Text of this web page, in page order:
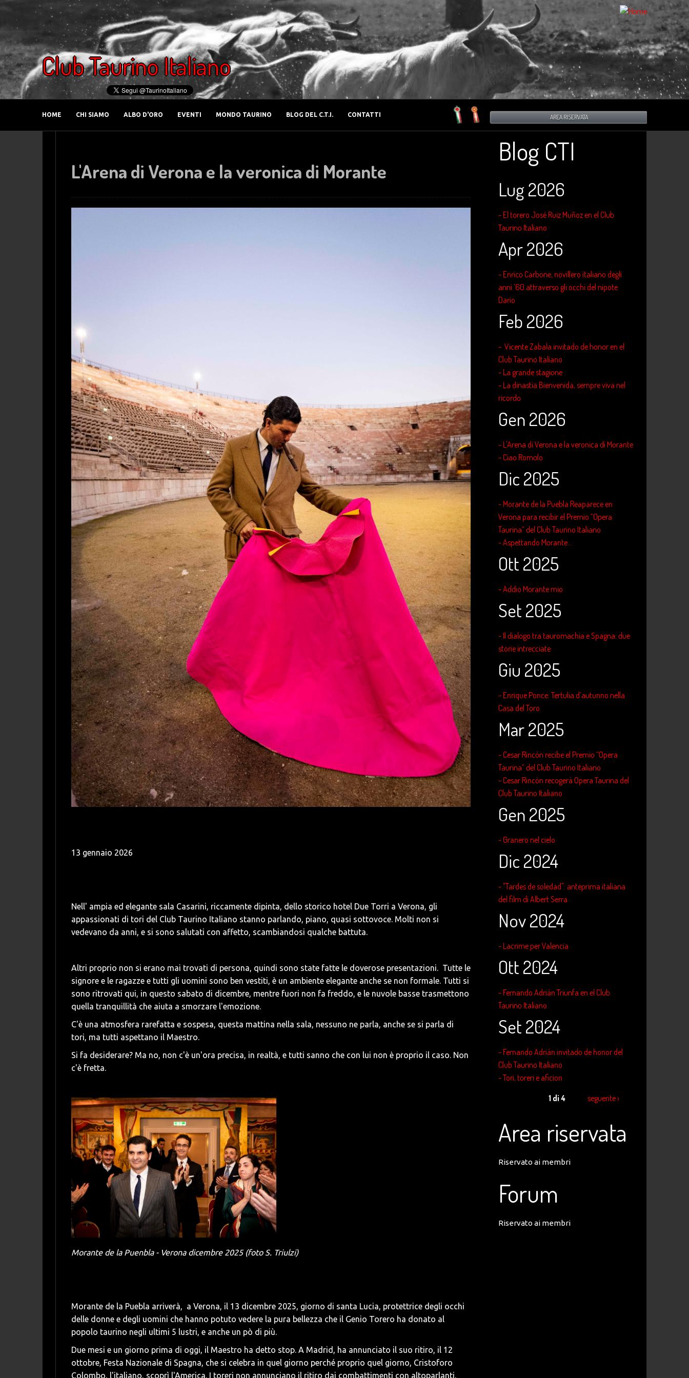
Club Taurino Italiano
HOME CHI SIAMO ALBO D'ORO EVENTI MONDO TAURINO BLOG DEL C.T.I. CONTATTI AREA RISERVATA
L'Arena di Verona e la veronica di Morante
13 gennaio 2026
Nell' ampia ed elegante sala Casarini, riccamente dipinta, dello storico hotel Due Torri a Verona, gli
appassionati di tori del Club Taurino Italiano stanno parlando, piano, quasi sottovoce. Molti non si
vedevano da anni, e si sono salutati con affetto, scambiandosi qualche battuta.
Altri proprio non si erano mai trovati di persona, quindi sono state fatte le doverose presentazioni. Tutte le
signore e le ragazze e tutti gli uomini sono ben vestiti, è un ambiente elegante anche se non formale. Tutti si
sono ritrovati qui, in questo sabato di dicembre, mentre fuori non fa freddo, e le nuvole basse trasmettono
quella tranquillità che aiuta a smorzare l'emozione.
C'è una atmosfera rarefatta e sospesa, questa mattina nella sala, nessuno ne parla, anche se si parla di
tori, ma tutti aspettano il Maestro.
Si fa desiderare? Ma no, non c'è un'ora precisa, in realtà, e tutti sanno che con lui non è proprio il caso. Non
c'è fretta.
Morante de la Puenbla - Verona dicembre 2025 (foto S. Triulzi)
Morante de la Puebla arriverà, a Verona, il 13 dicembre 2025, giorno di santa Lucia, protettrice degli occhi
delle donne e degli uomini che hanno potuto vedere la pura bellezza che il Genio Torero ha donato al
popolo taurino negli ultimi 5 lustri, e anche un pò di più.
Due mesi e un giorno prima di oggi, il Maestro ha detto stop. A Madrid, ha annunciato il suo ritiro, il 12
ottobre, Festa Nazionale di Spagna, che si celebra in quel giorno perché proprio quel giorno, Cristoforo
Colombo, l'italiano, scoprì l'America. I toreri non annunciano il ritiro dai combattimenti con altoparlanti,
Blog CTI
Lug 2026
- El torero José Ruiz Muñoz en el Club
Taurino Italiano
Apr 2026
- Enrico Carbone, novillero italiano degli
anni ’60 attraverso gli occhi del nipote
Dario
Feb 2026
- Vicente Zabala invitado de honor en el
Club Taurino Italiano
- La grande stagione
- La dinastia Bienvenida, sempre viva nel
ricordo
Gen 2026
- L'Arena di Verona e la veronica di Morante
- Ciao Romolo
Dic 2025
- Morante de la Puebla Reaparece en
Verona para recibir el Premio “Opera
Taurina” del Club Taurino Italiano
- Aspettando Morante...
Ott 2025
- Addio Morante mio
Set 2025
- Il dialogo tra tauromachia e Spagna: due
storie intrecciate
Giu 2025
- Enrique Ponce: Tertulia d’autunno nella
Casa del Toro
Mar 2025
- Cesar Rincón recibe el Premio “Opera
Taurina” del Club Taurino Italiano
- Cesar Rincòn recogerà Opera Taurina del
Club Taurino Italiano
Gen 2025
- Granero nel cielo
Dic 2024
- "Tardes de soledad": anteprima italiana
del film di Albert Serra
Nov 2024
- Lacrime per Valencia
Ott 2024
- Fernando Adrián Triunfa en el Club
Taurino Italiano
Set 2024
- Fernando Adrián invitado de honor del
Club Taurino Italiano
- Tori, toreri e aficion
1 di 4
seguente ›
Area riservata
Riservato ai membri
Forum
Riservato ai membri